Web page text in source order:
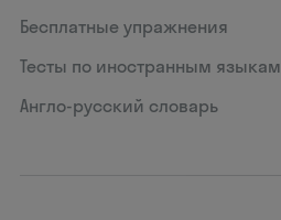
Бесплатные упражнения
Тесты по иностранным языкам
Англо-русский словарь